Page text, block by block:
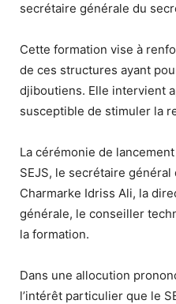
secrétaire générale du
Cette formation vise à
de ces structures ayant
djiboutiens. Elle intervient
susceptible de stimuler la
La cérémonie de
SEJS, le secrétaire général
Charmarke Idriss Ali, la
générale, le conseiller
la formation.
Dans une allocution
l’intérêt particulier que le